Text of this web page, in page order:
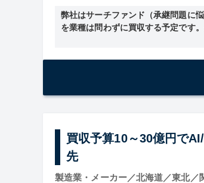
弊社はサーチファンド（承継問題に
を業種は問わずに買収する予定です
買収予算10～30億円で
先
製造業・メーカー／北海道／東北／